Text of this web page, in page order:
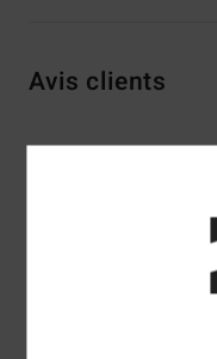
Avis clients